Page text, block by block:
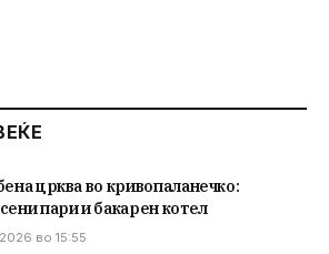
црква во кривопаланечко:
пари и бакарен котел
во 15:55